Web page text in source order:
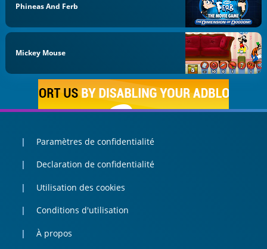
Phineas And Ferb
Mickey Mouse
Paramètres de confidentialité
Declaration de confidentialité
Utilisation des cookies
Conditions d'utilisation
À propos